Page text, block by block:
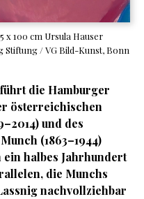
x 100 cm Ursula Hauser
/ VG Bild-Kunst, Bonn
die Hamburger
österreichischen
und des
(1863–1944)
ein halbes Jahrhundert
die Munchs
nachvollziehbar